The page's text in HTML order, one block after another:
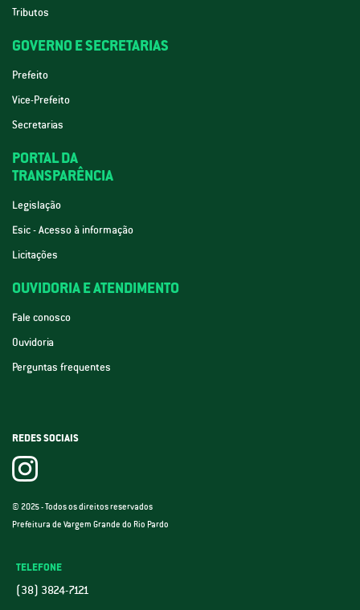
Tributos
GOVERNO E SECRETARIAS
Prefeito
Vice-Prefeito
Secretarias
PORTAL DA
TRANSPARÊNCIA
Legislação
Esic - Acesso à informação
Licitações
OUVIDORIA E ATENDIMENTO
Fale conosco
Ouvidoria
Perguntas frequentes
REDES SOCIAIS
© 2025 - Todos os direitos reservados
Prefeitura de Vargem Grande do Rio Pardo
TELEFONE
(38) 3824-7121